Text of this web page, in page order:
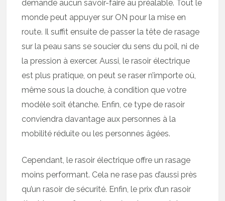
demande aucun savoir-faire au préalable. Tout le
monde peut appuyer sur ON pour la mise en
route. Il suffit ensuite de passer la tête de rasage
sur la peau sans se soucier du sens du poil, ni de
la pression à exercer. Aussi, le rasoir électrique
est plus pratique, on peut se raser n’importe où,
même sous la douche, à condition que votre
modèle soit étanche. Enfin, ce type de rasoir
conviendra davantage aux personnes à la
mobilité réduite ou les personnes âgées.
Cependant, le rasoir électrique offre un rasage
moins performant. Cela ne rase pas d’aussi près
qu’un rasoir de sécurité. Enfin, le prix d’un rasoir